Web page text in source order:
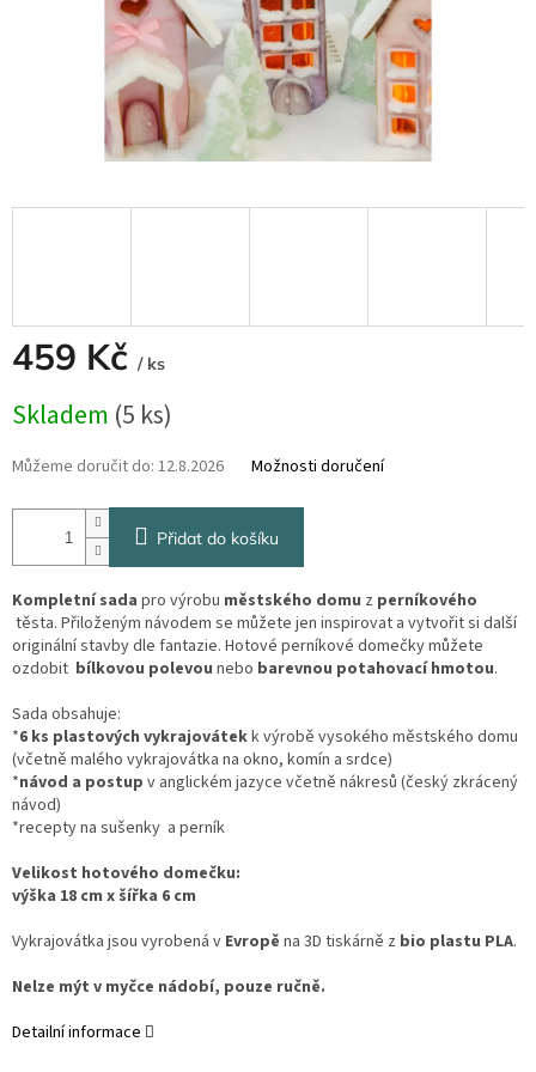
459 Kč / ks
cena:
Skladem (5 ks)
Můžeme doručit do: 12.8.2026 Možnosti doručení
Přidat do košíku
Kompletní sada pro výrobu městského domu z perníkového
těsta. Přiloženým návodem se můžete jen inspirovat a vytvořit si další
originální stavby dle fantazie. Hotové perníkové domečky můžete
ozdobit bílkovou polevou nebo barevnou potahovací hmotou.
Sada obsahuje:
*6 ks plastových vykrajovátekk výrobě vysokého městského domu
(včetně malého vykrajovátka na okno, komín a srdce)
*návod a postup v anglickém jazyce včetně nákresů (český zkrácený
návod)
*recepty na sušenky a perník
Velikost hotového domečku:
výška 18 cm x šířka 6 cm
Vykrajovátka jsou vyrobená v Evropě na 3D tiskárně z bio plastu PLA.
Nelze mýt v myčce nádobí, pouze ručně.
Detailní informace